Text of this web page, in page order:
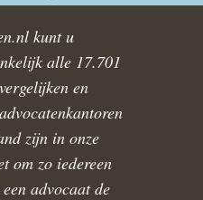
kunt u
alle 17.701
en
zijn in onze
om zo iedereen
advocaat de